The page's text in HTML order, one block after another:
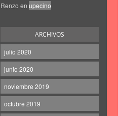
Renzo en upecino
ARCHIVOS
julio 2020
junio 2020
noviembre 2019
octubre 2019